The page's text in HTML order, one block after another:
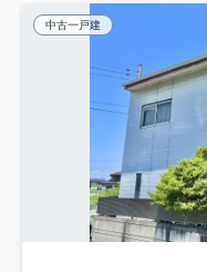
中古一戸建